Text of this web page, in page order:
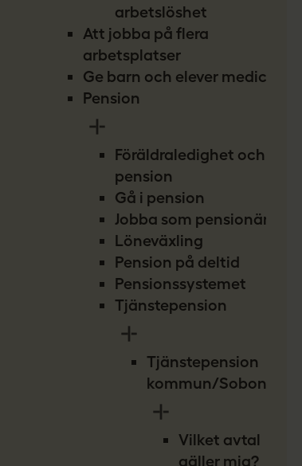
arbetslöshet
Att jobba på flera
arbetsplatser
Ge barn och elever medicin
Pension
Föräldraledighet och
pension
Gå i pension
Jobba som pensionär
Löneväxling
Pension på deltid
Pensionssystemet
Tjänstepension
Tjänstepension
kommun/Sobona
Vilket avtal
gäller mig?